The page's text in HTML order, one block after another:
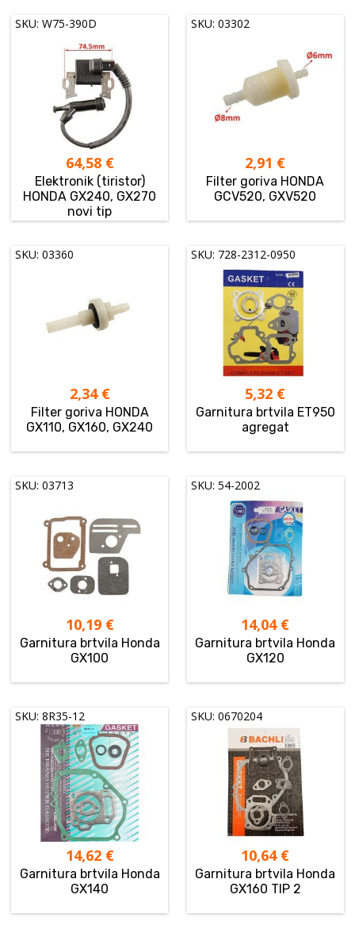
SKU: W75-390D
64,58 €
Elektronik (tiristor)
HONDA GX240, GX270
novi tip
SKU: 03302
2,91 €
Filter goriva HONDA
GCV520, GXV520
SKU: 03360
2,34 €
Filter goriva HONDA
GX110, GX160, GX240
SKU: 728-2312-0950
5,32 €
Garnitura brtvila ET950
agregat
SKU: 03713
10,19 €
Garnitura brtvila Honda
GX100
SKU: 54-2002
14,04 €
Garnitura brtvila Honda
GX120
SKU: 8R35-12
14,62 €
Garnitura brtvila Honda
GX140
SKU: 0670204
10,64 €
Garnitura brtvila Honda
GX160 TIP 2